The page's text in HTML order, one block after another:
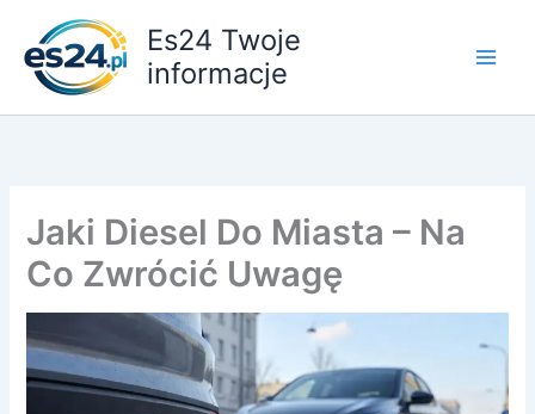
treści
Es24 Twoje
informacje
Jaki Diesel Do Miasta – Na
Co Zwrócić Uwagę